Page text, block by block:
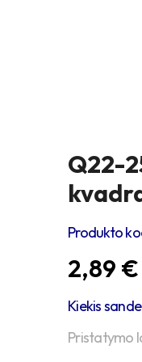
Q22-
Produkto
2,89 €
Kiekis
Pristatymo